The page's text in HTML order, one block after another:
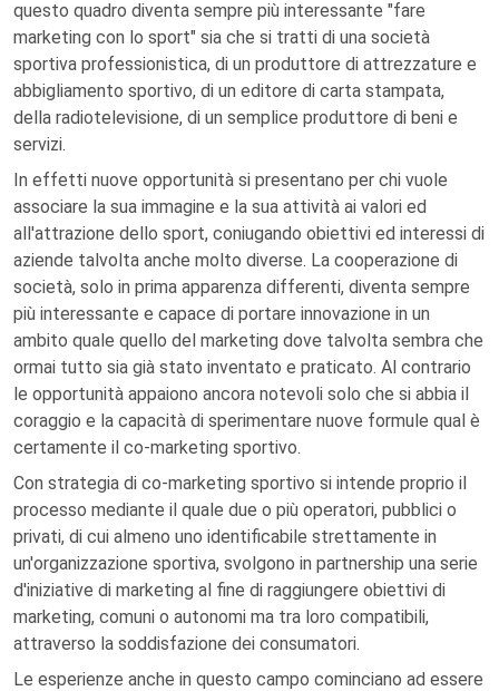
questo quadro diventa sempre più interessante "fare
marketing con lo sport" sia che si tratti di una società
sportiva professionistica, di un produttore di attrezzature e
abbigliamento sportivo, di un editore di carta stampata,
della radiotelevisione, di un semplice produttore di beni e
servizi.
In effetti nuove opportunità si presentano per chi vuole
associare la sua immagine e la sua attività ai valori ed
all'attrazione dello sport, coniugando obiettivi ed interessi di
aziende talvolta anche molto diverse. La cooperazione di
società, solo in prima apparenza differenti, diventa sempre
più interessante e capace di portare innovazione in un
ambito quale quello del marketing dove talvolta sembra che
ormai tutto sia già stato inventato e praticato. Al contrario
le opportunità appaiono ancora notevoli solo che si abbia il
coraggio e la capacità di sperimentare nuove formule qual è
certamente il co-marketing sportivo.
Con strategia di co-marketing sportivo si intende proprio il
processo mediante il quale due o più operatori, pubblici o
privati, di cui almeno uno identificabile strettamente in
un'organizzazione sportiva, svolgono in partnership una serie
d'iniziative di marketing al fine di raggiungere obiettivi di
marketing, comuni o autonomi ma tra loro compatibili,
attraverso la soddisfazione dei consumatori.
Le esperienze anche in questo campo cominciano ad essere